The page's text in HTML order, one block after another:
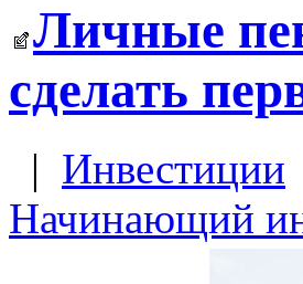
Личные
сделать
| Инвестиции
Начинающий